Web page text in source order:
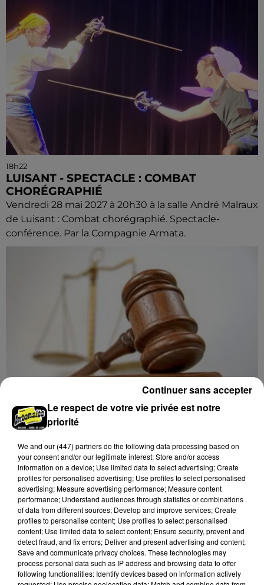
18h22
LUISANT - SPECTACLE : COMBAT
CHORÉGRAPHIÉ
Vendredi 28 mai 2027 à 20h30 à la salle André Malraux
de Luisant : Combat chorégraphié. Spectacle-
conférence. Par la Compagnie Armata.
18h17
LE COUDRAY - VENTE AUX ENCHÈRES :
TSF, TÉLÉPHONES
Mardi 15 décembre à 10h00 à l'espace des ventes du
Coudray : vente aux enchères. TSF. Téléphones.
Le respect de votre vie privée est notre
priorité
We and our (447) partnersdo the following data processing based on
your consent and/or our legitimate interest: Store and/or access
information on a device; Use limited data to select advertising; Create
profiles for personalised advertising; Use profiles to select personalised
advertising; Measure advertising performance; Measure content
performance; Understand audiences through statistics or combinations
of data from different sources; Develop and improve services; Create
profiles to personalise content; Use profiles to select personalised
content; Use limited data to select content; Ensure security, prevent and
detect fraud, and fix errors; Deliver and present advertising and content;
Save and communicate privacy choices. These technologies may
process personal data such as IP address and browsing data to offer
following functionalities: Identify devices based on information actively
Continuer sans accepter